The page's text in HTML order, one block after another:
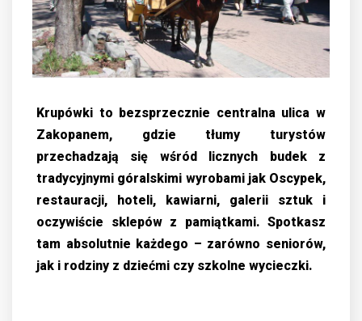
Krupówki to bezsprzecznie centralna ulica w
Zakopanem, gdzie tłumy turystów
przechadzają się wśród licznych budek z
tradycyjnymi góralskimi wyrobami jak Oscypek,
restauracji, hoteli, kawiarni, galerii sztuk i
oczywiście sklepów z pamiątkami. Spotkasz
tam absolutnie każdego – zarówno seniorów,
jak i rodziny z dziećmi czy szkolne wycieczki.